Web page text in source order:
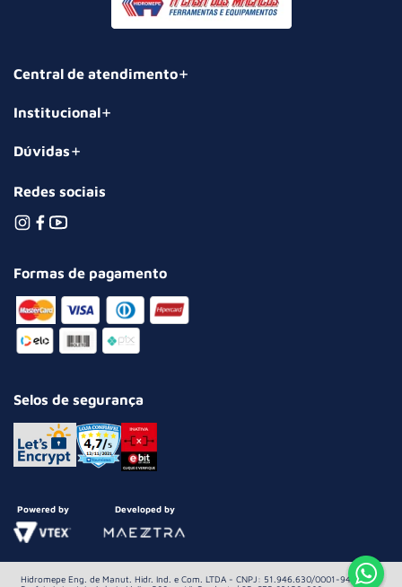
Central de atendimento
Institucional
Dúvidas
Redes sociais
Formas de pagamento
Selos de segurança
Powered by Developed by
Hidromepe Eng. de Manut. Hidr. Ind. e Com. LTDA - CNPJ: 51.946.630/0001-94 Av.